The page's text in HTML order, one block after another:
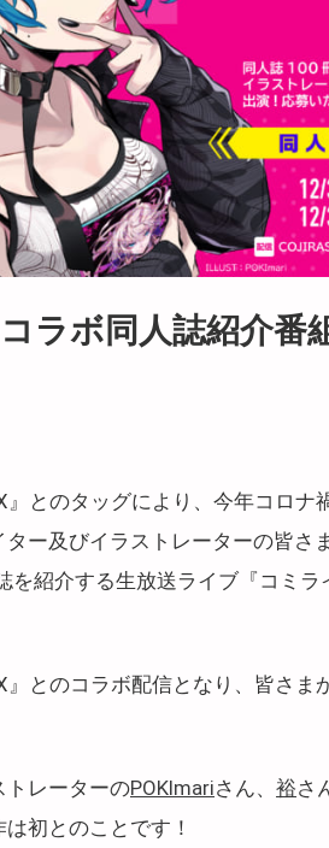
ラボ同人誌紹介番
』とのタッグにより、今年コロ
ー及びイラストレーターの皆さ
を紹介する生放送ライブ『コミ
』とのコラボ配信となり、皆さ
トレーターのPOKImariさん、 裕さ
初とのことです！